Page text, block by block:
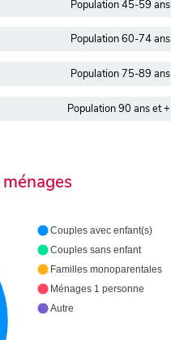
Population 45-59 ans
Population 60-74 ans
Population 75-89 ans
Population 90 ans et +
Couples avec enfant(s)
Couples sans enfant
Familles monoparentales
Ménages 1 personne
Autre